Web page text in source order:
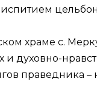
храме с.
духовно-
праведника